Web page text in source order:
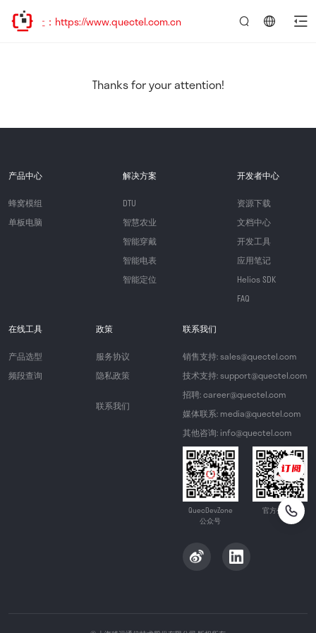
访问新址：https://www.quectel.com.cn
Thanks for your attention!
产品中心
蜂窝模组
单板电脑
解决方案
DTU
智慧农业
智能穿戴
智能电表
智能定位
开发者中心
资源下载
文档中心
开发工具
应用笔记
Helios SDK
FAQ
在线工具
产品选型
频段查询
政策
服务协议
隐私政策
联系我们
联系我们
销售支持: sales@quectel.com
技术支持: support@quectel.com
招聘: career@quectel.com
媒体联系: media@quectel.com
其他咨询: info@quectel.com
QuecDevZone
公众号
官方公众号